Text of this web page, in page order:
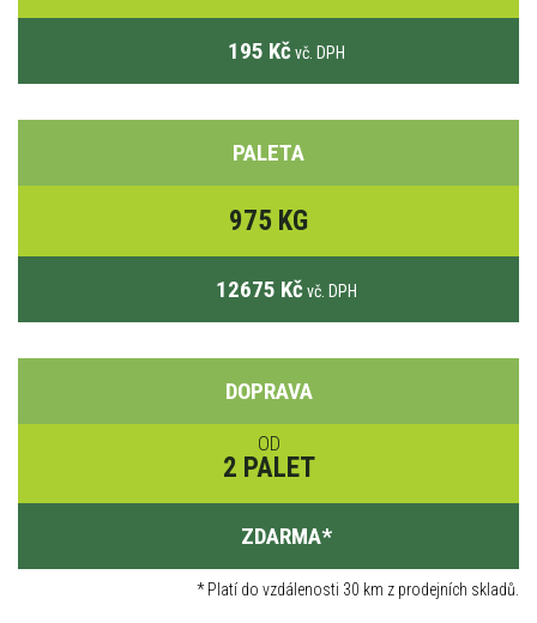
195 Kč vč. DPH
PALETA
975 KG
12675 Kč vč. DPH
DOPRAVA
OD
2 PALET
ZDARMA*
*Platí do vzdálenosti 30 km z prodejních skladů.